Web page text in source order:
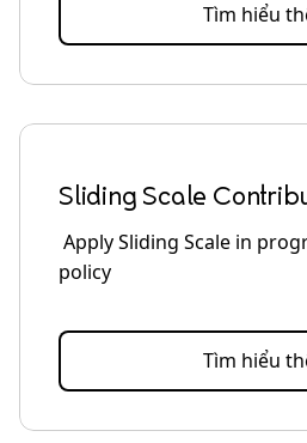
Tìm hiểu
Sliding Scale
Apply Sliding Scale in
policy
Tìm hiểu